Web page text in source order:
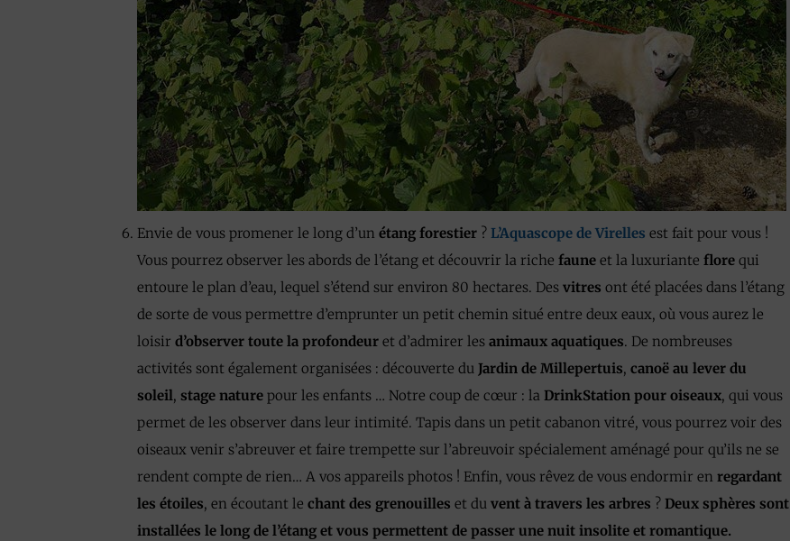
Envie de vous promener le long d’un étang forestier ? L’Aquascope de Virelles est fait pour vous !
Vous pourrez observer les abords de l’étang et découvrir la riche faune et la luxuriante flore qui
entoure le plan d’eau, lequel s’étend sur environ 80 hectares. Des vitres ont été placées dans l’étang
de sorte de vous permettre d’emprunter un petit chemin situé entre deux eaux, où vous aurez le
loisir d’observer toute la profondeur et d’admirer les animaux aquatiques. De nombreuses
activités sont également organisées : découverte du Jardin de Millepertuis, canoë au lever du
soleil, stage nature pour les enfants … Notre coup de cœur : la DrinkStation pour oiseaux, qui vous
permet de les observer dans leur intimité. Tapis dans un petit cabanon vitré, vous pourrez voir des
oiseaux venir s’abreuver et faire trempette sur l’abreuvoir spécialement aménagé pour qu’ils ne se
rendent compte de rien… A vos appareils photos ! Enfin, vous rêvez de vous endormir en regardant
les étoiles, en écoutant le chant des grenouilles et du vent à travers les arbres ? Deux sphères sont
installées le long de l’étang et vous permettent de passer une nuit insolite et romantique.